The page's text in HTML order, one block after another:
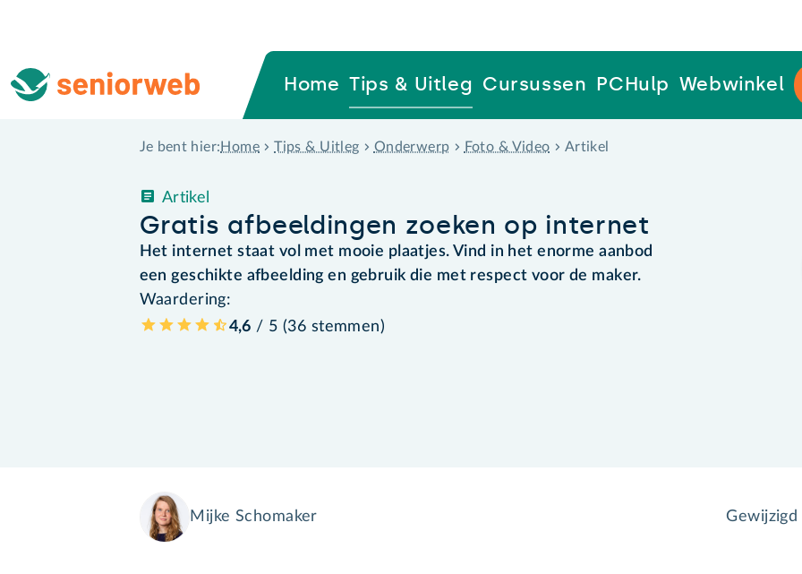
Home Tips & Uitleg Cursussen PCHulp Webwinkel
Je bent hier: Home Tips & Uitleg Onderwerp Foto & Video Artikel
Gratis afbeeldingen zoeken op internet
Artikel
Het internet staat vol met mooie plaatjes. Vind in het enorme aanbod
een geschikte afbeelding en gebruik die met respect voor de maker.
Waardering:
4,6 / 5 (36 stemmen)
Mijke Schomaker